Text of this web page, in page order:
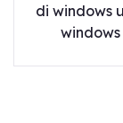
di windows
windows